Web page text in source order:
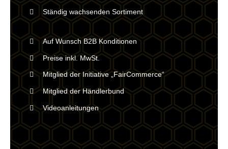
Ständig wachsenden Sortiment
Auf Wunsch B2B Konditionen
Preise inkl. MwSt.
Mitglied der Initiative „FairCommerce“
Mitglied der Händlerbund
Videoanleitungen